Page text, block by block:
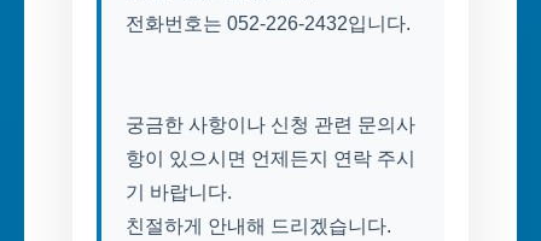
전화번호는 052-226-2432입니다.
궁금한 사항이나 신청 관련 문의사
항이 있으시면 언제든지 연락 주시
기 바랍니다.